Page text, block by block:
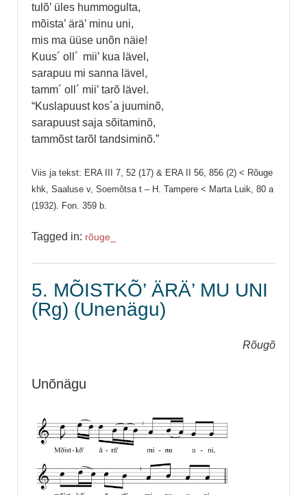
tulõ’ üles hummogulta,
mõista’ ärä’ minu uni,
mis ma üüse unõn näie!
Kuus´ oll´ mii’ kua lävel,
sarapuu mi sanna lävel,
tamm´ oll´ mii’ tarõ lävel.
“Kuslapuust kos´a juuminõ,
sarapuust saja sõitaminõ,
tammõst tarõl tandsiminõ.”
Viis ja tekst: ERA III 7, 52 (17) & ERA II 56, 856 (2) < Rõuge
khk, Saaluse v, Soemõtsa t – H. Tampere < Marta Luik, 80 a
(1932). Fon. 359 b.
Tagged in: rõuge_
5. MÕISTKÕ’ ÄRÄ’ MU UNI
(Rg) (Unenägu)
Rõugõ
Unõnägu